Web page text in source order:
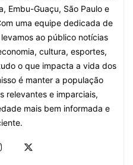
Embu-Guaçu, São Paulo e
uma equipe dedicada de
ao público notícias
cultura, esportes,
o que impacta a vida dos
é manter a população
relevantes e imparciais,
mais bem informada e